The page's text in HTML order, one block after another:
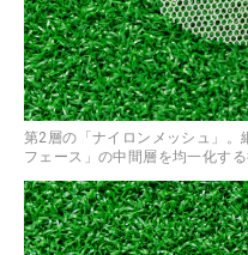
第2層の「ナイロンメッシュ」。
フェース」の中間層を均一化す